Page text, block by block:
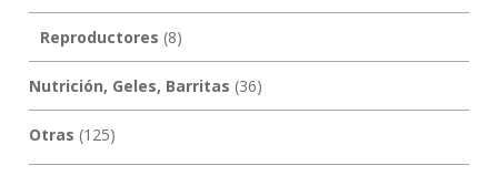
Reproductores (8)
Nutrición, Geles, Barritas (36)
Otras (125)